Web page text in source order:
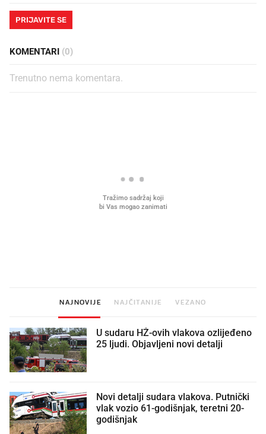
PRIJAVITE SE
KOMENTARI (0)
Trenutno nema komentara.
NAJNOVIJE NAJČITANIJE VEZANO
U sudaru HŽ-ovih vlakova ozlijeđeno
25 ljudi. Objavljeni novi detalji
Novi detalji sudara vlakova. Putnički
vlak vozio 61-godišnjak, teretni 20-
godišnjak